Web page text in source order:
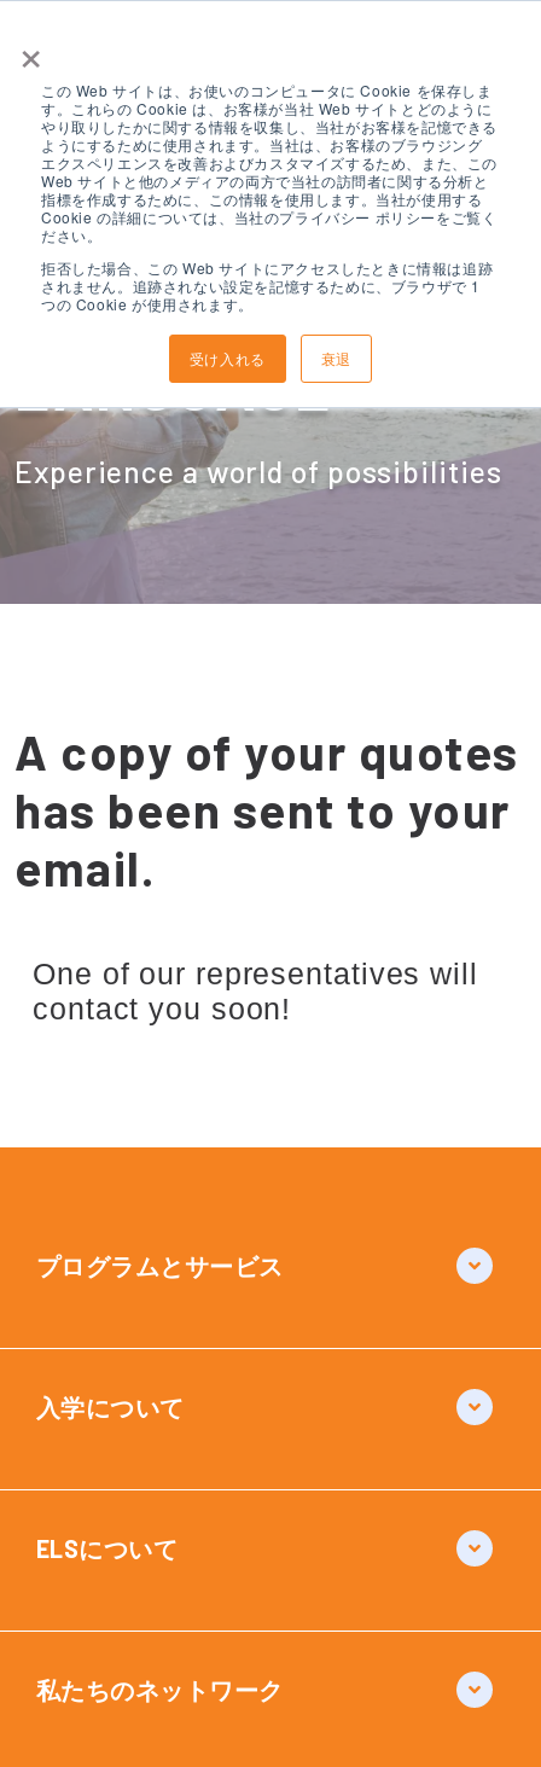
×
この Web サイトは、お使いのコンピュータに Cookie を保存しま
す。これらの Cookie は、お客様が当社 Web サイトとどのように
やり取りしたかに関する情報を収集し、当社がお客様を記憶できる
ようにするために使用されます。当社は、お客様のブラウジング
エクスペリエンスを改善およびカスタマイズするため、また、この
Web サイトと他のメディアの両方で当社の訪問者に関する分析と
指標を作成するために、この情報を使用します。当社が使用する
Cookie の詳細については、当社のプライバシー ポリシーをご覧く
ださい。
拒否した場合、この Web サイトにアクセスしたときに情報は追跡
されません。追跡されない設定を記憶するために、ブラウザで 1
つの Cookie が使用されます。
受け入れる 衰退
CHANGING LIVES
THROUGH
LANGUAGE
Experience a world of possibilities
A copy of your quotes
has been sent to your
email.
One of our representatives will
contact you soon!
プログラムとサービス
入学について
ELSについて
私たちのネットワーク